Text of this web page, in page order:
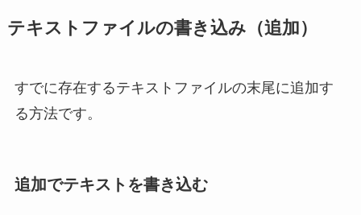
テキストファイルの書き込み（追加）
すでに存在するテキストファイルの末尾に追加す
る方法です。
追加でテキストを書き込む